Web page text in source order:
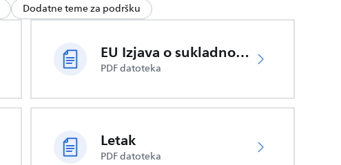
Dodatne teme za podršku
EU Izjava o sukladnosti
PDF datoteka
Letak
PDF datoteka